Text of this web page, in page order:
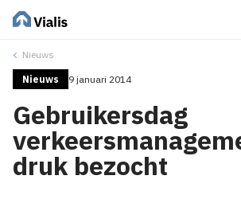
Nieuws
Nieuws 9 januari 2014
Gebruikersdag
druk bezocht